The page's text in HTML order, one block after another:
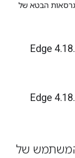
הבטא של
.18.
.18.
של